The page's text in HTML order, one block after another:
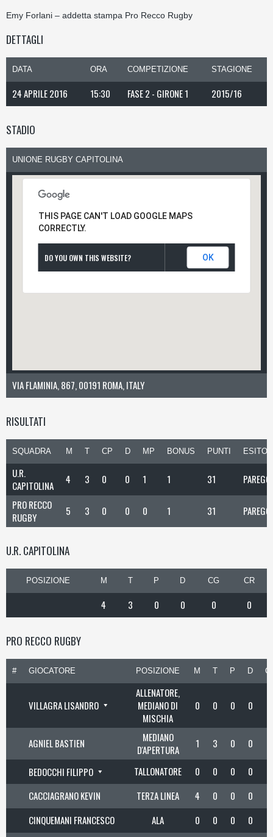
Emy Forlani – addetta stampa Pro Recco Rugby
DETTAGLI
DATA ORA COMPETIZIONE STAGIONE
24 APRILE 2016 15:30 FASE 2 - GIRONE 1 2015/16
STADIO
UNIONE RUGBY CAPITOLINA
THIS PAGE CAN'T LOAD GOOGLE MAPS
CORRECTLY.
DO YOU OWN THIS WEBSITE? OK
VIA FLAMINIA, 867, 00191 ROMA, ITALY
RISULTATI
SQUADRA M T CP D MP BONUS PUNTI ESITO
U.R.
CAPITOLINA
4 3 0 0 1 1 31
PRO RECCO
RUGBY
5 3 0 0 0 1 31
U.R. CAPITOLINA
POSIZIONE M T P D CG CR
4 3 0 0 0 0
PRO RECCO RUGBY
# GIOCATORE POSIZIONE M T P D
VILLAGRA LISANDRO
ALLENATORE,
MEDIANO DI
MISCHIA
0 0 0 0
AGNIEL BASTIEN
MEDIANO
D'APERTURA
1 3 0 0
BEDOCCHI FILIPPO TALLONATORE 0 0 0 0
CACCIAGRANO KEVIN
TERZA LINEA 4 0 0 0
CINQUEMANI FRANCESCO
ALA 0 0 0 0